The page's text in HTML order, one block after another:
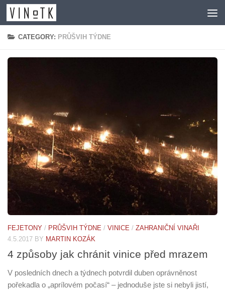
Skip to content
CATEGORY: PRŮŠVIH TÝDNE
FEJETONY / PRŮŠVIH TÝDNE / VINICE / ZAHRANIČNÍ VINAŘI
4.5.2017 BY MARTIN KOZÁK
4 způsoby jak chránit vinice před mrazem
V posledních dnech a týdnech potvrdil duben oprávněnost
pořekadla o „aprílovém počasí“ – jednoduše jste si nebyli jistí,